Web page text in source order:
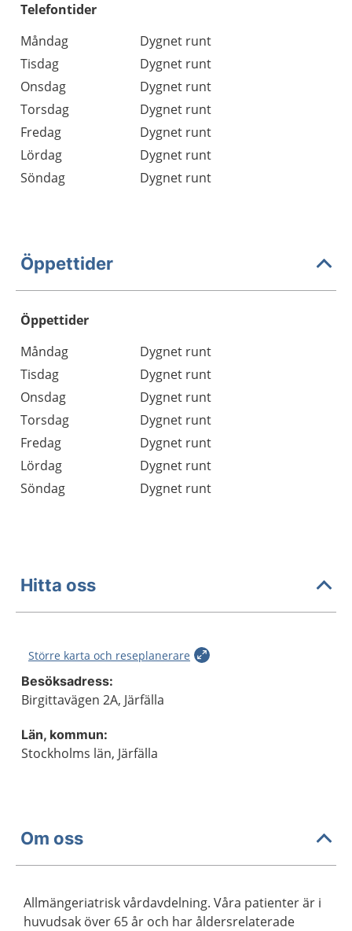
Telefontider
Måndag
Dygnet runt
Tisdag
Dygnet runt
Onsdag
Dygnet runt
Torsdag
Dygnet runt
Fredag
Dygnet runt
Lördag
Dygnet runt
Söndag
Dygnet runt
Öppettider
Öppettider
Dag
Öppettider
Kommentarer
Måndag
Dygnet runt
Tisdag
Dygnet runt
Onsdag
Dygnet runt
Torsdag
Dygnet runt
Fredag
Dygnet runt
Lördag
Dygnet runt
Söndag
Dygnet runt
Hitta oss
Större karta och reseplanerare
Besöksadress:
Birgittavägen 2A, Järfälla
Län, kommun:
Stockholms län, Järfälla
Om oss
Allmängeriatrisk vårdavdelning. Våra patienter är i
huvudsak över 65 år och har åldersrelaterade